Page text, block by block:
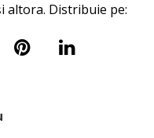
altora. Distribuie pe: